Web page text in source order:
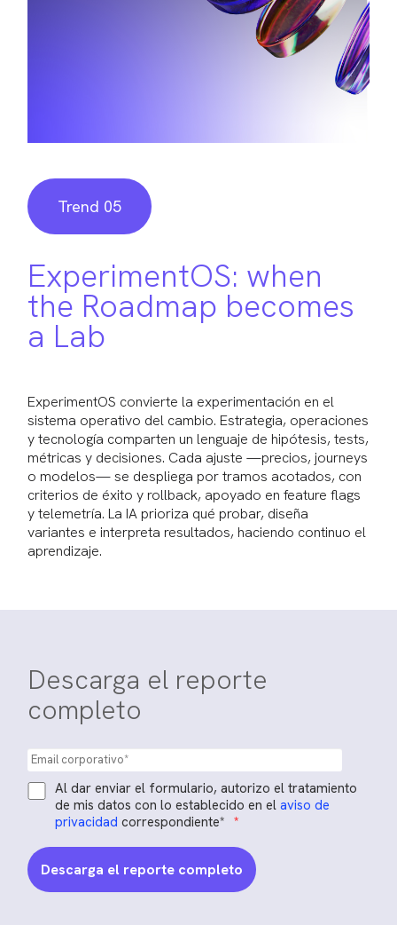
Trend 05
ExperimentOS: when
the Roadmap becomes
a Lab
ExperimentOS convierte la experimentación en el
sistema operativo del cambio. Estrategia, operaciones
y tecnología comparten un lenguaje de hipótesis, tests,
métricas y decisiones. Cada ajuste —precios, journeys
o modelos— se despliega por tramos acotados, con
criterios de éxito y rollback, apoyado en feature flags
y telemetría. La IA prioriza qué probar, diseña
variantes e interpreta resultados, haciendo continuo el
aprendizaje.
Descarga el reporte
completo
Al dar enviar el formulario, autorizo el tratamiento
de mis datos con lo establecido en el aviso de
privacidad correspondiente* *